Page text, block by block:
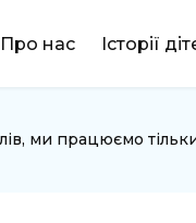
Про нас Історії
ми працюємо